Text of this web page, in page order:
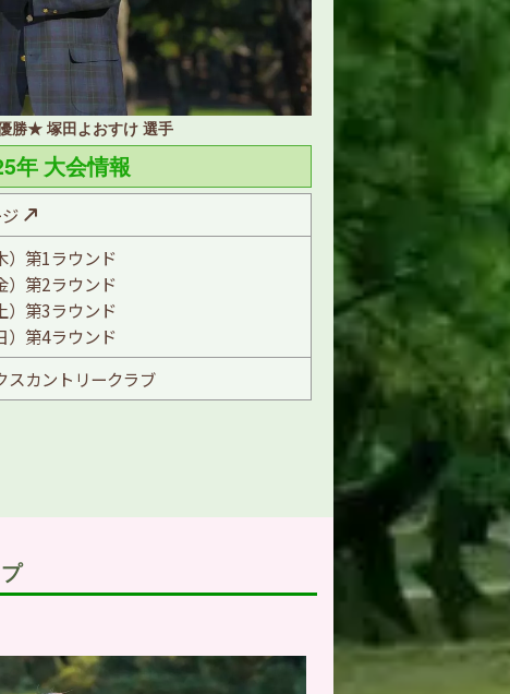
勝★ 塚田よおすけ 選手
年 大会情報
）第1ラウンド
）第2ラウンド
）第3ラウンド
）第4ラウンド
スカントリークラブ